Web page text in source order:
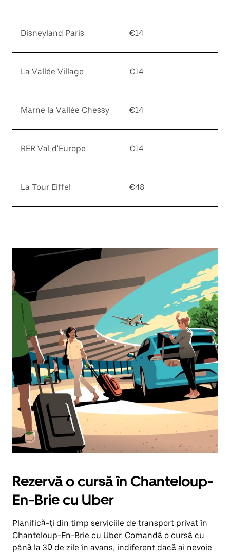
Disneyland Paris €14
La Vallée Village €14
Marne la Vallée Chessy €14
RER Val d'Europe €14
La Tour Eiffel €48
Rezervă o cursă în Chanteloup-
En-Brie cu Uber
Planifică-ți din timp serviciile de transport privat în
Chanteloup-En-Brie cu Uber. Comandă o cursă cu
până la 30 de zile în avans, indiferent dacă ai nevoie